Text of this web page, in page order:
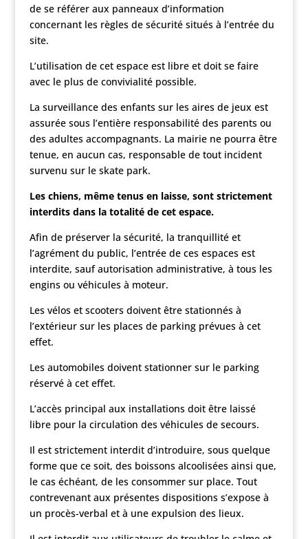
de se référer aux panneaux d’information
concernant les règles de sécurité situés à l’entrée du
site.
L’utilisation de cet espace est libre et doit se faire
avec le plus de convivialité possible.
La surveillance des enfants sur les aires de jeux est
assurée sous l’entière responsabilité des parents ou
des adultes accompagnants. La mairie ne pourra être
tenue, en aucun cas, responsable de tout incident
survenu sur le skate park.
Les chiens, même tenus en laisse, sont strictement
interdits dans la totalité de cet espace.
Afin de préserver la sécurité, la tranquillité et
l’agrément du public, l’entrée de ces espaces est
interdite, sauf autorisation administrative, à tous les
engins ou véhicules à moteur.
Les vélos et scooters doivent être stationnés à
l’extérieur sur les places de parking prévues à cet
effet.
Les automobiles doivent stationner sur le parking
réservé à cet effet.
L’accès principal aux installations doit être laissé
libre pour la circulation des véhicules de secours.
Il est strictement interdit d’introduire, sous quelque
forme que ce soit, des boissons alcoolisées ainsi que,
le cas échéant, de les consommer sur place. Tout
contrevenant aux présentes dispositions s’expose à
un procès-verbal et à une expulsion des lieux.